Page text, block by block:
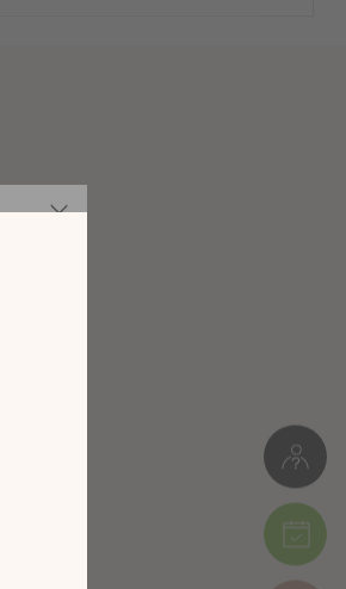
L. 120cm * H.85cm * P.48cm
Colis 1 : 88 x 53 x 124 cm (81kg)